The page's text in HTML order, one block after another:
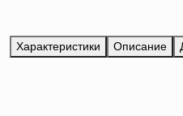
Характеристики Описание